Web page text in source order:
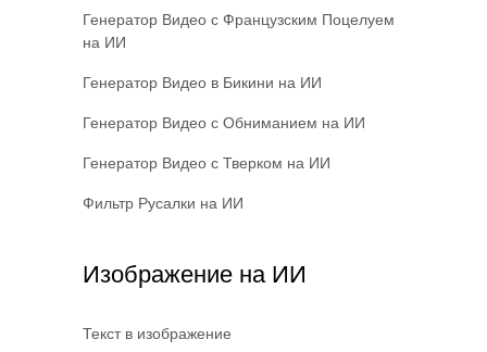
Генератор Видео с Французским Поцелуем
на ИИ
Генератор Видео в Бикини на ИИ
Генератор Видео с Обниманием на ИИ
Генератор Видео с Тверком на ИИ
Фильтр Русалки на ИИ
Изображение на ИИ
Текст в изображение